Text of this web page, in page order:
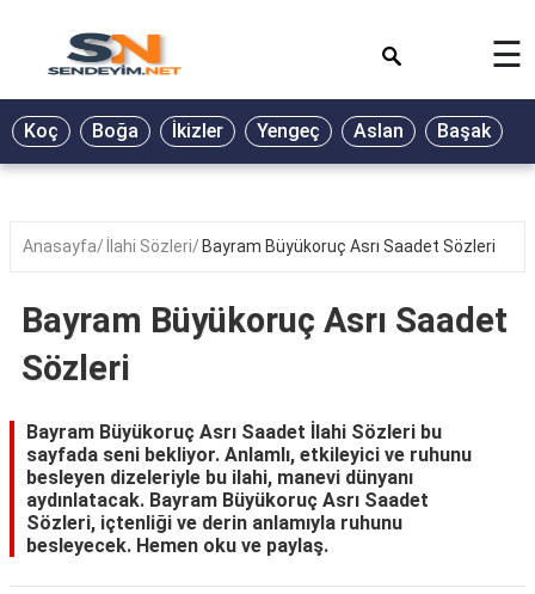
BİYOGRAFİ
GALERİ
ŞİİR
RÜYA
TÜRKÜ
SÖZLERİ
YEMEK
TARİFLERİ
☰
Koç Boğa İkizler Yengeç Aslan Başak
Anasayfa İlahi Sözleri Bayram Büyükoruç Asrı Saadet Sözleri
Bayram Büyükoruç Asrı Saadet
Sözleri
Bayram Büyükoruç Asrı Saadet İlahi Sözleri bu
sayfada seni bekliyor. Anlamlı, etkileyici ve ruhunu
besleyen dizeleriyle bu ilahi, manevi dünyanı
aydınlatacak. Bayram Büyükoruç Asrı Saadet
Sözleri, içtenliği ve derin anlamıyla ruhunu
besleyecek. Hemen oku ve paylaş.